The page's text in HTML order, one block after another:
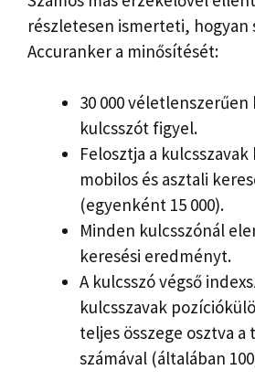
részletesen ismerteti, hogyan
Accuranker a minősítését:
30 000
kulcsszót figyel.
Felosztja a kulcsszavak
mobilos és asztali
(egyenként 15 000).
Minden kulcsszónál
keresési eredményt.
A kulcsszó végső
kulcsszavak
teljes összege osztva a
számával (általában